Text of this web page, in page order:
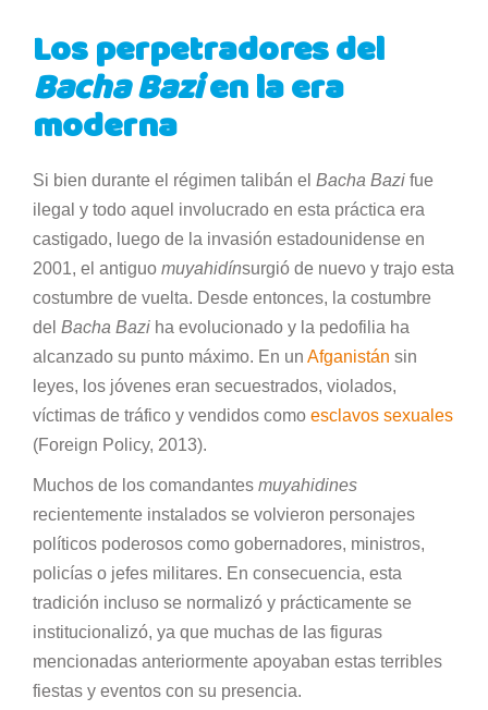
Los perpetradores del
Bacha Bazien la era
moderna
Si bien durante el régimen talibán el Bacha Bazi fue
ilegal y todo aquel involucrado en esta práctica era
castigado, luego de la invasión estadounidense en
2001, el antiguo muyahidínsurgió de nuevo y trajo esta
costumbre de vuelta. Desde entonces, la costumbre
del Bacha Bazi ha evolucionado y la pedofilia ha
alcanzado su punto máximo. En un Afganistán sin
leyes, los jóvenes eran secuestrados, violados,
víctimas de tráfico y vendidos como esclavos sexuales
(Foreign Policy, 2013).
Muchos de los comandantes muyahidines
recientemente instalados se volvieron personajes
políticos poderosos como gobernadores, ministros,
policías o jefes militares. En consecuencia, esta
tradición incluso se normalizó y prácticamente se
institucionalizó, ya que muchas de las figuras
mencionadas anteriormente apoyaban estas terribles
fiestas y eventos con su presencia.